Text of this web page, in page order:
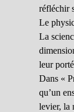
réfléchir
Le
La
leur
Dans «
qu’un
levier, la